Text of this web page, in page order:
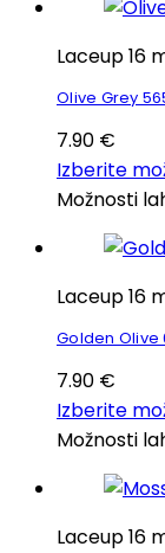
Laceup 16
Olive Grey
7.90 €
Izberite
Možnosti
Laceup 16
Golden Olive
7.90 €
Izberite
Možnosti
Laceup 16